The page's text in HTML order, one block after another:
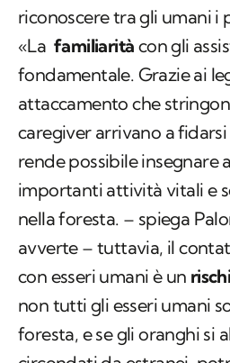
riconoscere tra gli umani i
«La familiarità con gli
fondamentale. Grazie ai
attaccamento che
caregiver arrivano a
rende possibile insegnare
importanti attività vitali e
nella foresta. – spiega
avverte – tuttavia, il
con esseri umani è un
non tutti gli esseri umani
foresta, e se gli oranghi si